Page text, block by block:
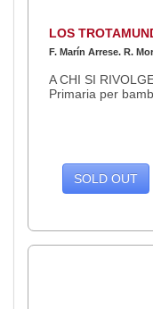
LOS
F. Marín Arrese. R.
A CHI SI
Primaria per
SOLD OUT